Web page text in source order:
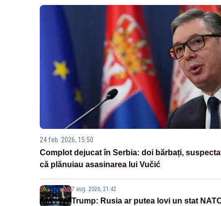
24 feb. 2026, 15:50
Complot dejucat în Serbia: doi bărbați,
că plănuiau asasinarea lui Vučić
7 aug. 2026, 21:42
Trump: Rusia ar putea lovi un stat